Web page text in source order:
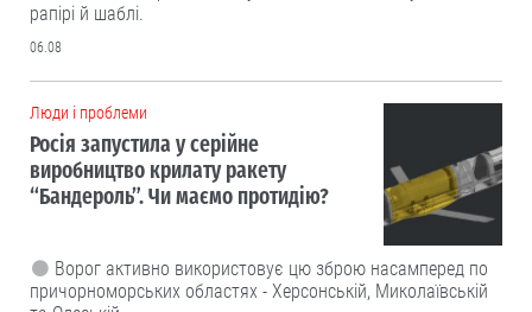
рапірі й шаблі.
06.08
Люди і проблеми
Росія запустила у серійне
виробництво крилату ракету
“Бандероль”. Чи маємо протидію?
Ворог активно використовує цю зброю насамперед по
причорноморських областях - Херсонській, Миколаївській